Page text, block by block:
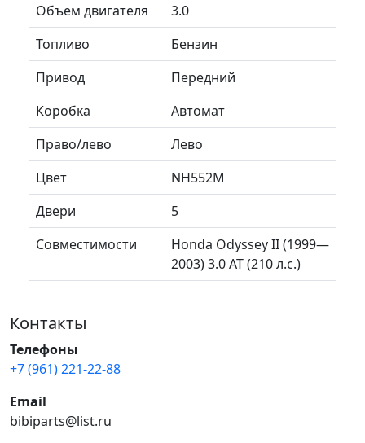
Объем двигателя
3.0
Топливо
Бензин
Привод
Передний
Коробка
Автомат
Право/лево
Лево
Цвет
NH552M
Двери
5
Совместимости
Honda Odyssey II (1999—
2003) 3.0 AT (210 л.с.)
Контакты
Телефоны
+7 (961) 221-22-88
Email
bibiparts@list.ru